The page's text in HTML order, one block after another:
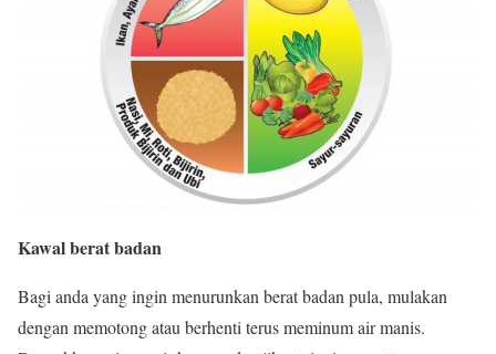
Kawal berat badan
Bagi anda yang ingin menurunkan berat badan pula, mulakan
dengan memotong atau berhenti terus meminum air manis.